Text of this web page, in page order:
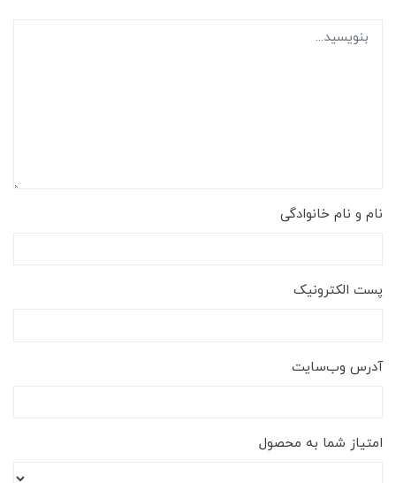
نام و نام خانوادگی
پست الکترونیک
آدرس وب‌سایت
امتیاز شما به محصول